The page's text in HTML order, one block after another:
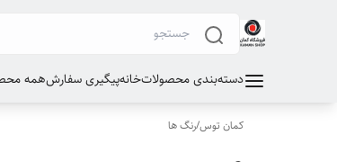
دسته‌بندی محصولاتخانهپیگیری سفارشهمه
کمان توس/رنگ ها